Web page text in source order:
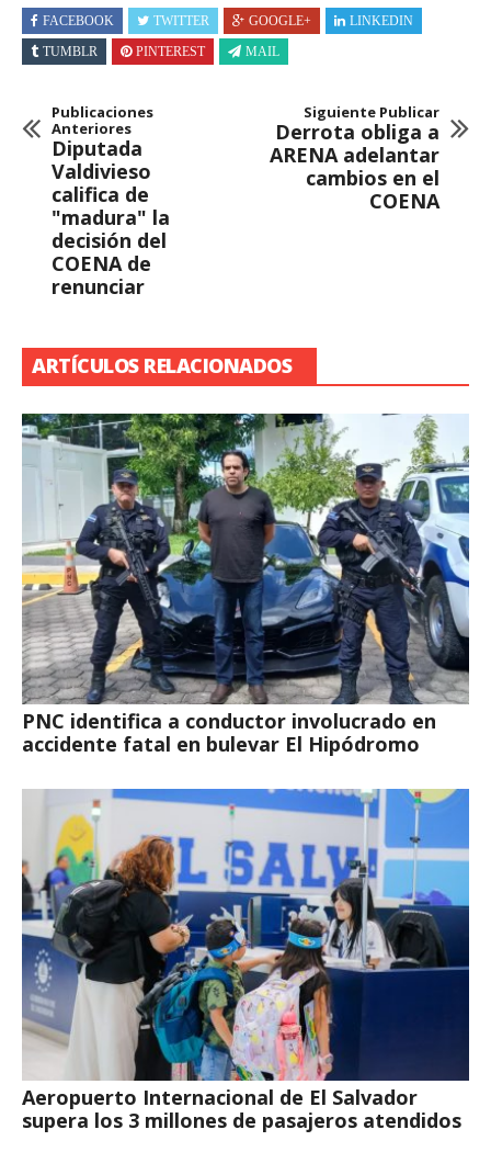
FACEBOOK TWITTER GOOGLE+
LINKEDIN
TUMBLR
PINTEREST MAIL
Publicaciones
Anteriores
Diputada
Valdivieso
califica de
"madura" la
decisión del
COENA de
renunciar
Siguiente Publicar
Derrota obliga a
ARENA adelantar
cambios en el
COENA
ARTÍCULOS RELACIONADOS
PNC identifica a conductor involucrado en
accidente fatal en bulevar El Hipódromo
Aeropuerto Internacional de El Salvador
supera los 3 millones de pasajeros atendidos